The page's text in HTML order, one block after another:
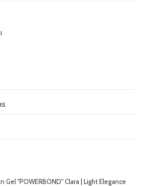
Gel "POWERBOND" Clara | Light Elegance